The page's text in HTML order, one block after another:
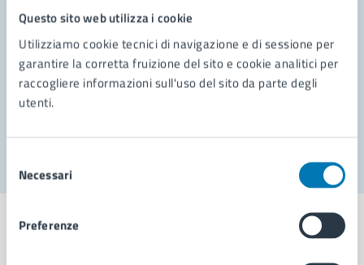
Questo sito web utilizza i cookie
Utilizziamo cookie tecnici di navigazione e di sessione per
garantire la corretta fruizione del sito e cookie analitici per
raccogliere informazioni sull'uso del sito da parte degli
utenti.
delNecessari
Preferenze
Richiedi assistenza
Prenota appuntamento
Problemi in città